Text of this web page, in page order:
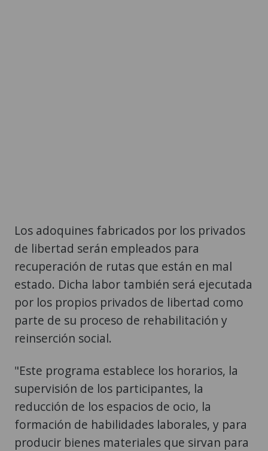
Los adoquines fabricados por los privados
de libertad serán empleados para
recuperación de rutas que están en mal
estado. Dicha labor también será ejecutada
por los propios privados de libertad como
parte de su proceso de rehabilitación y
reinserción social.
"Este programa establece los horarios, la
supervisión de los participantes, la
reducción de los espacios de ocio, la
formación de habilidades laborales, y para
producir bienes materiales que sirvan para